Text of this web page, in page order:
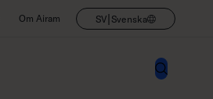
Om Airam SV| Svenska